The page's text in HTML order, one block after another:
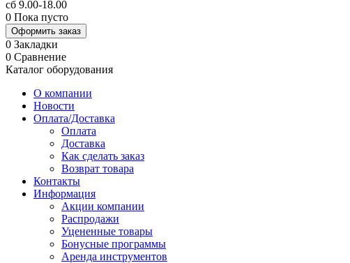
сб 9.00-18.00
0 Пока пусто
Оформить заказ
0 Закладки
0 Сравнение
Каталог оборудования
О компании
Новости
Оплата/Доставка
Оплата
Доставка
Как сделать заказ
Возврат товара
Контакты
Информация
Акции компании
Распродажи
Уцененные товары
Бонусные программы
Аренда инструментов